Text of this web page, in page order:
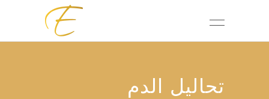
تحاليل الدم